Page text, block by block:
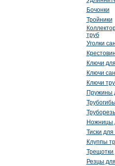
Бочонки
Тройники
труб
Уголки
Ключи
Ключи
Ключи
Пружины
Трубогибы
Ножницы
Тиски для
Клуппы
Трещотки
Резцы